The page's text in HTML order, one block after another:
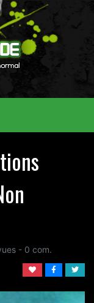
- 0 com.